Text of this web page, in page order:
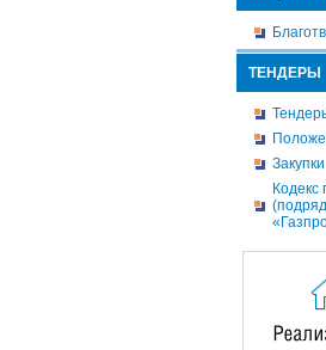
ТЕНДЕРЫ
Закупки
Кодекс